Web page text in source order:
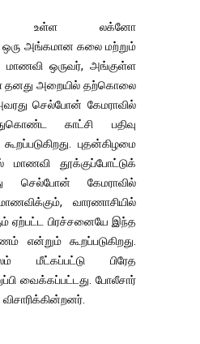
உள்ள லக்னோ
அங்கமான கலை மற்றும்
மாணவி ஒருவர், அங்குள்ள
தனது அறையில் தற்கொலை
செல்போன் கேமராவில்
காட்சி பதிவு
புதன்கிழமை
மாணவி தூக்குப்போட்டுக்
செல்போன் கேமராவில்
வாரணாசியில்
ஏற்பட்ட பிரச்சனையே இந்த
என்றும் கூறப்படுகிறது.
மீட்கப்பட்டு பிரேத
வைக்கப்பட்டது. போலீசார்